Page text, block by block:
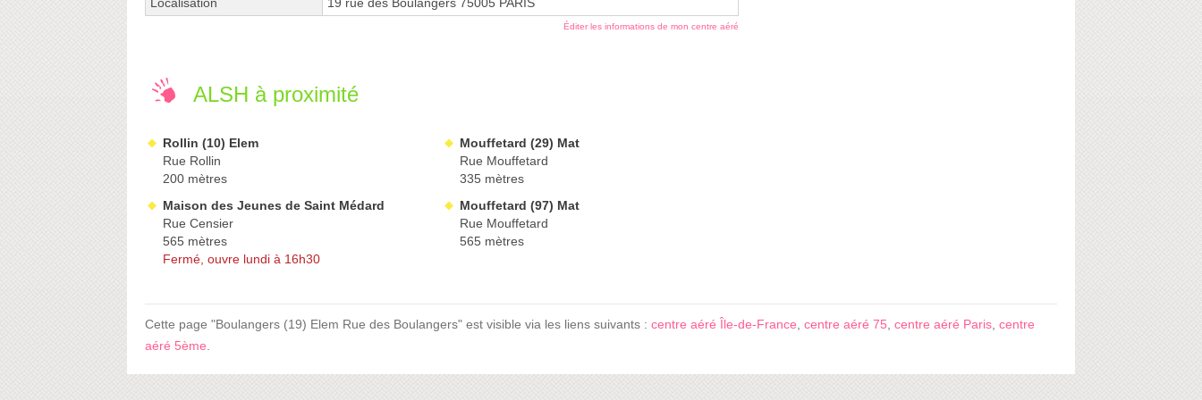
Éditer les informations de mon centre aéré
ALSH à proximité
Rollin (10) Elem
Rue Rollin
200 mètres
Mouffetard (29) Mat
Rue Mouffetard
335 mètres
Maison des Jeunes de Saint Médard
Rue Censier
565 mètres
Fermé, ouvre lundi à 16h30
Mouffetard (97) Mat
Rue Mouffetard
565 mètres
Cette page "Boulangers (19) Elem Rue des Boulangers" est visible via les liens suivants : centre aéré Île-de-France centre aéré 75 centre aéré Paris centre
aéré 5ème